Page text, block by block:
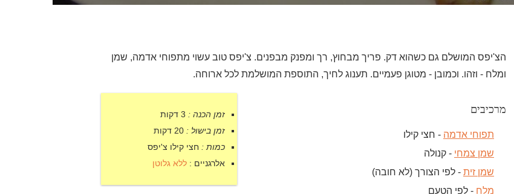
הצ'יפס המושלם גם כשהוא דק. פריך מבחוץ, רך ומפנק מבפנים. צ'יפס טוב עשוי מתפוחי אדמה, שמן
ומלח - וזהו. וכמובן - מטוגן פעמיים. תענוג לחיך, התוספת המושלמת לכל ארוחה.
זמן הכנה : 3 דקות
זמן בישול : 20 דקות
כמות : חצי קילו צ'יפס
אלרגניים : ללא גלוטן
מרכיבים
תפוחי אדמה - חצי קילו
שמן צמחי - קנולה
שמן זית - לפי הצורך (לא חובה)
מלח - לפי הטעם